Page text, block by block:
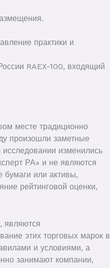
практики и
RAEX-100, входящий
месте традиционно
произошли заметные
изменились
РА» и не являются
бумаги или активы,
рейтинговой оценки,
являются
этих торговых марок в
и условиями, а
занимают компании,